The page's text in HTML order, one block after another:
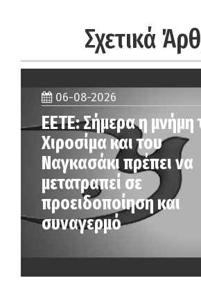
Σχετικά
06-08-2026
ΕΕΤΕ: Σήμερα η μνήμη
Χιροσίμα και του
Ναγκασάκι πρέπει να
μετατραπεί σε
προειδοποίηση και
συναγερμό